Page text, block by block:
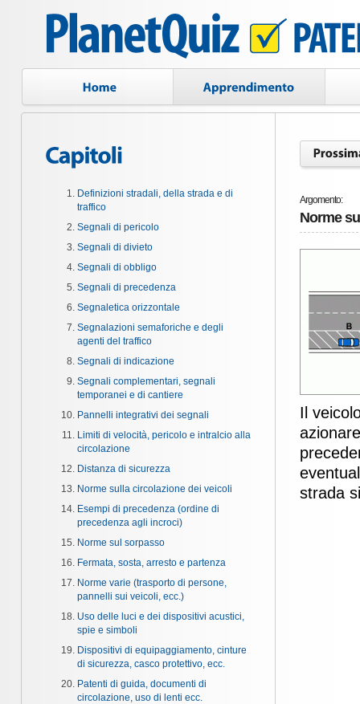
Definizioni stradali, della strada e di
traffico
Segnali di pericolo
Segnali di divieto
Segnali di obbligo
Segnali di precedenza
Segnaletica orizzontale
Segnalazioni semaforiche e degli
agenti del traffico
Segnali di indicazione
Segnali complementari, segnali
temporanei e di cantiere
Pannelli integrativi dei segnali
Limiti di velocità, pericolo e intralcio alla
circolazione
Distanza di sicurezza
Norme sulla circolazione dei veicoli
Esempi di precedenza (ordine di
precedenza agli incroci)
Norme sul sorpasso
Fermata, sosta, arresto e partenza
Norme varie (trasporto di persone,
pannelli sui veicoli, ecc.)
Uso delle luci e dei dispositivi acustici,
spie e simboli
Dispositivi di equipaggiamento, cinture
di sicurezza, casco protettivo, ecc.
Patenti di guida, documenti di
circolazione, uso di lenti ecc.
Argomento:
Norme
Il
strada